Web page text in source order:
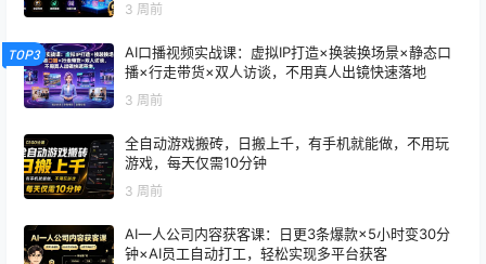
3 周前
TOP3
AI口播视频实战课：虚拟IP打造×换装换场景×静态口
播×行走带货×双人访谈，不用真人出镜快速落地
3 周前
全自动游戏搬砖，日搬上千，有手机就能做，不用玩
游戏，每天仅需10分钟
3 周前
AI一人公司内容获客课：日更3条爆款×5小时变30分
钟×AI员工自动打工，轻松实现多平台获客